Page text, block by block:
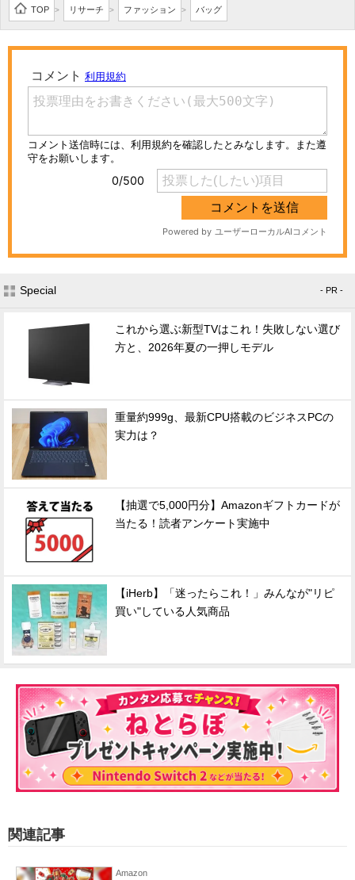
TOP > リサーチ > ファッション > バッグ
Special - PR -
これから選ぶ新型TVはこれ！失敗しない選び
方と、2026年夏の一押しモデル
重量約999g、最新CPU搭載のビジネスPCの
実力は？
【抽選で5,000円分】Amazonギフトカードが
当たる！読者アンケート実施中
【iHerb】「迷ったらこれ！」みんなが"リピ
買い"している人気商品
関連記事
Amazon